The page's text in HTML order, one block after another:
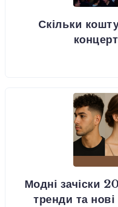
Скільки
Модні зачіски
тренди та нові